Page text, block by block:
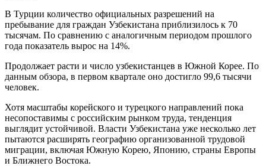
В Турции количество официальных разрешений на
пребывание для граждан Узбекистана приблизилось к 70
тысячам. По сравнению с аналогичным периодом прошлого
года показатель вырос на 14%.
Продолжает расти и число узбекистанцев в Южной Корее. По
данным обзора, в первом квартале оно достигло 99,6 тысячи
человек.
Хотя масштабы корейского и турецкого направлений пока
несопоставимы с российским рынком труда, тенденция
выглядит устойчивой. Власти Узбекистана уже несколько лет
пытаются расширять географию организованной трудовой
миграции, включая Южную Корею, Японию, страны Европы
и Ближнего Востока.